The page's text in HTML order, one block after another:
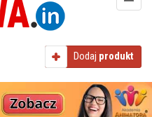
Dodaj produkt